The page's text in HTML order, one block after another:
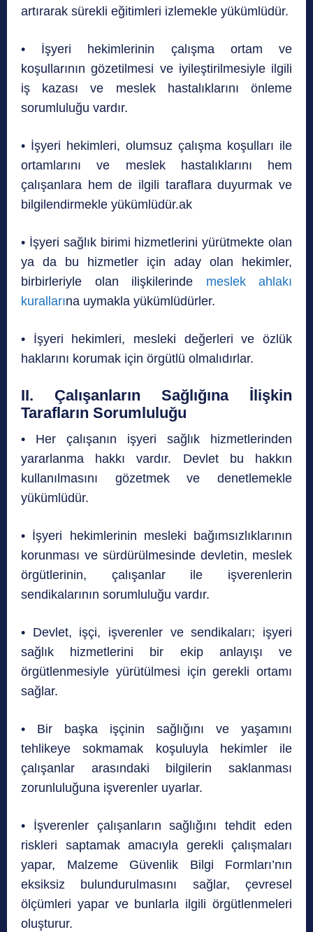
artırarak sürekli eğitimleri izlemekle yükümlüdür.
• İşyeri hekimlerinin çalışma ortam ve
koşullarının gözetilmesi ve iyileştirilmesiyle ilgili
iş kazası ve meslek hastalıklarını önleme
sorumluluğu vardır.
• İşyeri hekimleri, olumsuz çalışma koşulları ile
ortamlarını ve meslek hastalıklarını hem
çalışanlara hem de ilgili taraflara duyurmak ve
bilgilendirmekle yükümlüdür.ak
• İşyeri sağlık birimi hizmetlerini yürütmekte olan
ya da bu hizmetler için aday olan hekimler,
birbirleriyle olan ilişkilerinde meslek ahlakı
kurallarına uymakla yükümlüdürler.
• İşyeri hekimleri, mesleki değerleri ve özlük
haklarını korumak için örgütlü olmalıdırlar.
II. Çalışanların Sağlığına İlişkin
Tarafların Sorumluluğu
• Her çalışanın işyeri sağlık hizmetlerinden
yararlanma hakkı vardır. Devlet bu hakkın
kullanılmasını gözetmek ve denetlemekle
yükümlüdür.
• İşyeri hekimlerinin mesleki bağımsızlıklarının
korunması ve sürdürülmesinde devletin, meslek
örgütlerinin, çalışanlar ile işverenlerin
sendikalarının sorumluluğu vardır.
• Devlet, işçi, işverenler ve sendikaları; işyeri
sağlık hizmetlerini bir ekip anlayışı ve
örgütlenmesiyle yürütülmesi için gerekli ortamı
sağlar.
• Bir başka işçinin sağlığını ve yaşamını
tehlikeye sokmamak koşuluyla hekimler ile
çalışanlar arasındaki bilgilerin saklanması
zorunluluğuna işverenler uyarlar.
• İşverenler çalışanların sağlığını tehdit eden
riskleri saptamak amacıyla gerekli çalışmaları
yapar, Malzeme Güvenlik Bilgi Formları’nın
eksiksiz bulundurulmasını sağlar, çevresel
ölçümleri yapar ve bunlarla ilgili örgütlenmeleri
oluşturur.